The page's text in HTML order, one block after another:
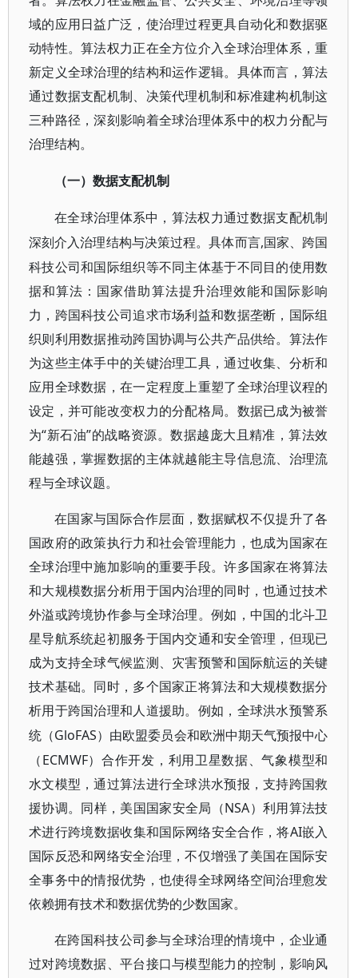
域的应用日益广泛，使治理过程更具自动化和数据驱
动特性。算法权力正在全方位介入全球治理体系，重
新定义全球治理的结构和运作逻辑。具体而言，算法
通过数据支配机制、决策代理机制和标准建构机制这
三种路径，深刻影响着全球治理体系中的权力分配与
治理结构。
（一）数据支配机制
在全球治理体系中，算法权力通过数据支配机制
深刻介入治理结构与决策过程。具体而言,国家、跨国
科技公司和国际组织等不同主体基于不同目的使用数
据和算法：国家借助算法提升治理效能和国际影响
力，跨国科技公司追求市场利益和数据垄断，国际组
织则利用数据推动跨国协调与公共产品供给。算法作
为这些主体手中的关键治理工具，通过收集、分析和
应用全球数据，在一定程度上重塑了全球治理议程的
设定，并可能改变权力的分配格局。数据已成为被誉
为“新石油”的战略资源。数据越庞大且精准，算法效
能越强，掌握数据的主体就越能主导信息流、治理流
程与全球议题。
在国家与国际合作层面，数据赋权不仅提升了各
国政府的政策执行力和社会管理能力，也成为国家在
全球治理中施加影响的重要手段。许多国家在将算法
和大规模数据分析用于国内治理的同时，也通过技术
外溢或跨境协作参与全球治理。例如，中国的北斗卫
星导航系统起初服务于国内交通和安全管理，但现已
成为支持全球气候监测、灾害预警和国际航运的关键
技术基础。同时，多个国家正将算法和大规模数据分
析用于跨国治理和人道援助。例如，全球洪水预警系
统（GloFAS）由欧盟委员会和欧洲中期天气预报中心
（ECMWF）合作开发，利用卫星数据、气象模型和
水文模型，通过算法进行全球洪水预报，支持跨国救
援协调。同样，美国国家安全局（NSA）利用算法技
术进行跨境数据收集和国际网络安全合作，将AI嵌入
国际反恐和网络安全治理，不仅增强了美国在国际安
全事务中的情报优势，也使得全球网络空间治理愈发
依赖拥有技术和数据优势的少数国家。
在跨国科技公司参与全球治理的情境中，企业通
过对跨境数据、平台接口与模型能力的控制，影响风